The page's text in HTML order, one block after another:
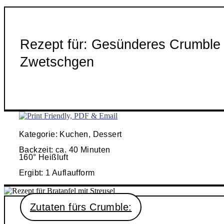
Rezept für: Gesünderes Crumble
Zwetschgen
Kategorie: Kuchen, Dessert
Backzeit: ca. 40 Minuten
160° Heißluft
Ergibt: 1 Auflaufform
Zutaten fürs Crumble: